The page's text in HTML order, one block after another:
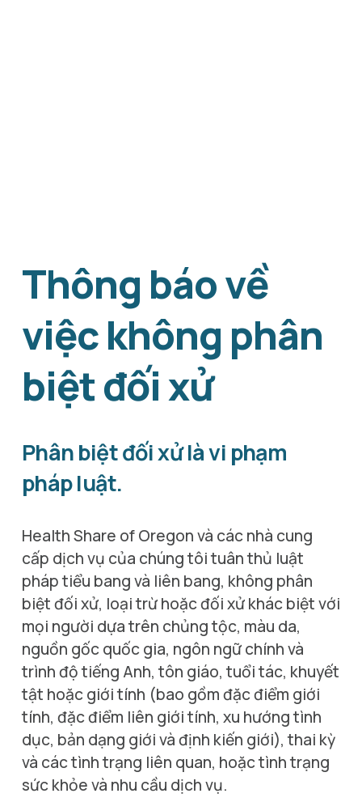
Thông báo về
việc không phân
biệt đối xử
Phân biệt đối xử là vi phạm
pháp luật.
Health Share of Oregon và các nhà cung
cấp dịch vụ của chúng tôi tuân thủ luật
pháp tiểu bang và liên bang, không phân
biệt đối xử, loại trừ hoặc đối xử khác biệt với
mọi người dựa trên chủng tộc, màu da,
nguồn gốc quốc gia, ngôn ngữ chính và
trình độ tiếng Anh, tôn giáo, tuổi tác, khuyết
tật hoặc giới tính (bao gồm đặc điểm giới
tính, đặc điểm liên giới tính, xu hướng tình
dục, bản dạng giới và định kiến ​​giới), thai kỳ
và các tình trạng liên quan, hoặc tình trạng
sức khỏe và nhu cầu dịch vụ.